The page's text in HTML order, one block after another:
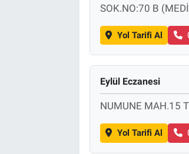
SOK.NO:70 B
Yol Tarifi Al
Eylül Eczanesi
NUMUNE MAH.15
Yol Tarifi Al